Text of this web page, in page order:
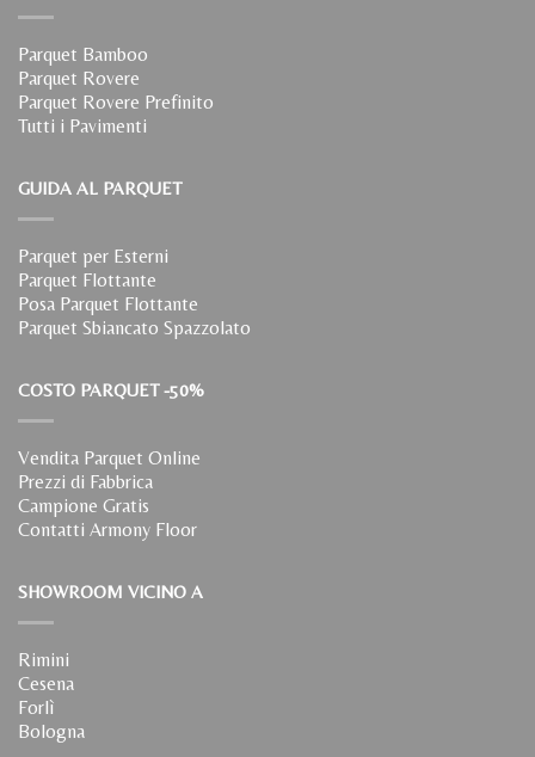
Parquet Bamboo
Parquet Rovere
Parquet Rovere Prefinito
Tutti i Pavimenti
GUIDA AL PARQUET
Parquet per Esterni
Parquet Flottante
Posa Parquet Flottante
Parquet Sbiancato Spazzolato
COSTO PARQUET -50%
Vendita Parquet Online
Prezzi di Fabbrica
Campione Gratis
Contatti Armony Floor
SHOWROOM VICINO A
Rimini
Cesena
Forlì
Bologna